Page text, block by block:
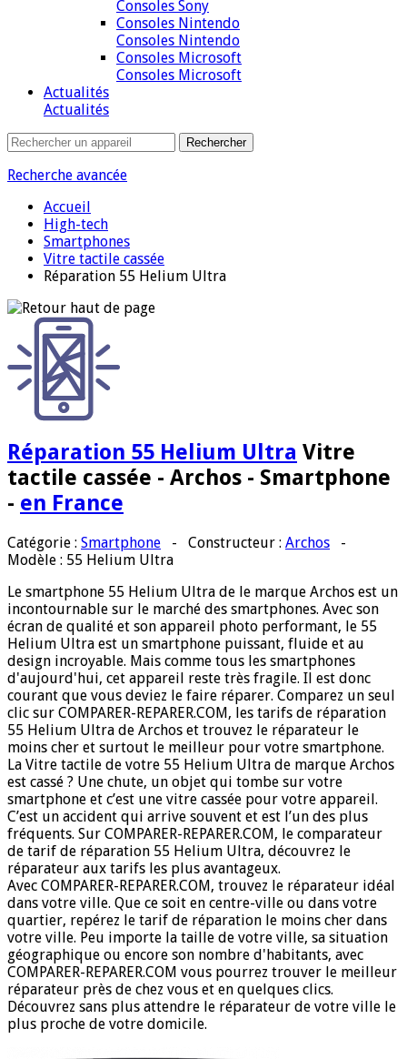
Consoles Sony
Consoles Nintendo
Consoles Nintendo
Consoles Microsoft
Consoles Microsoft
Actualités
Actualités
Recherche avancée
Accueil
High-tech
Smartphones
Vitre tactile cassée
Réparation 55 Helium Ultra
Réparation 55 Helium Ultra Vitre
tactile cassée - Archos - Smartphone
- en France
Catégorie : Smartphone - Constructeur : Archos -
Modèle : 55 Helium Ultra
Le smartphone 55 Helium Ultra de le marque Archos est un
incontournable sur le marché des smartphones. Avec son
écran de qualité et son appareil photo performant, le 55
Helium Ultra est un smartphone puissant, fluide et au
design incroyable. Mais comme tous les smartphones
d'aujourd'hui, cet appareil reste très fragile. Il est donc
courant que vous deviez le faire réparer. Comparez un seul
clic sur COMPARER-REPARER.COM, les tarifs de réparation
55 Helium Ultra de Archos et trouvez le réparateur le
moins cher et surtout le meilleur pour votre smartphone.
La Vitre tactile de votre 55 Helium Ultra de marque Archos
est cassé ? Une chute, un objet qui tombe sur votre
smartphone et c’est une vitre cassée pour votre appareil.
C’est un accident qui arrive souvent et est l’un des plus
fréquents. Sur COMPARER-REPARER.COM, le comparateur
de tarif de réparation 55 Helium Ultra, découvrez le
réparateur aux tarifs les plus avantageux.
Avec COMPARER-REPARER.COM, trouvez le réparateur idéal
dans votre ville. Que ce soit en centre-ville ou dans votre
quartier, repérez le tarif de réparation le moins cher dans
votre ville. Peu importe la taille de votre ville, sa situation
géographique ou encore son nombre d'habitants, avec
COMPARER-REPARER.COM vous pourrez trouver le meilleur
réparateur près de chez vous et en quelques clics.
Découvrez sans plus attendre le réparateur de votre ville le
plus proche de votre domicile.